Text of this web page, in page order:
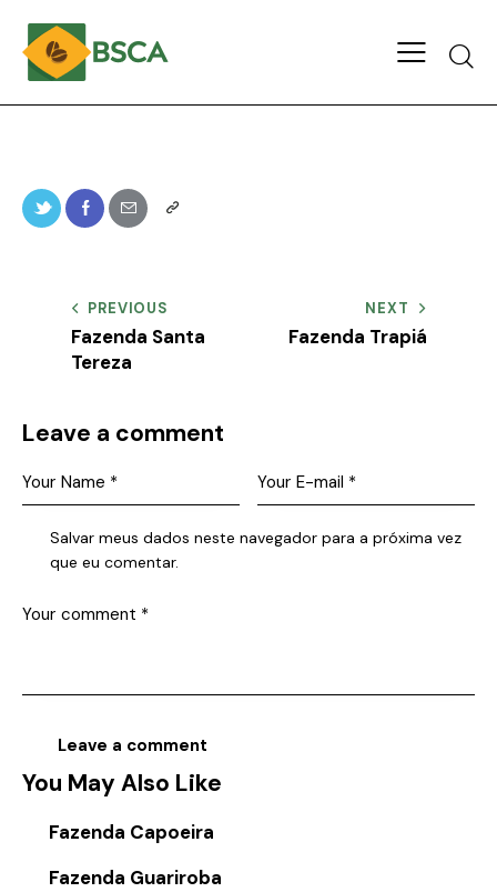
PREVIOUS
Fazenda Santa
Tereza
NEXT
Fazenda Trapiá
Leave a comment
Salvar meus dados neste navegador para a próxima vez
que eu comentar.
You May Also Like
Fazenda Capoeira
Fazenda Guariroba